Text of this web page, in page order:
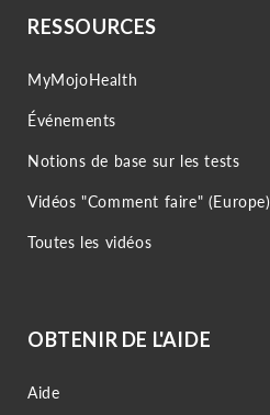
RESSOURCES
MyMojoHealth
Événements
Notions de base sur les tests
Vidéos "Comment faire" (Europe)
Toutes les vidéos
OBTENIR DE L'AIDE
Aide